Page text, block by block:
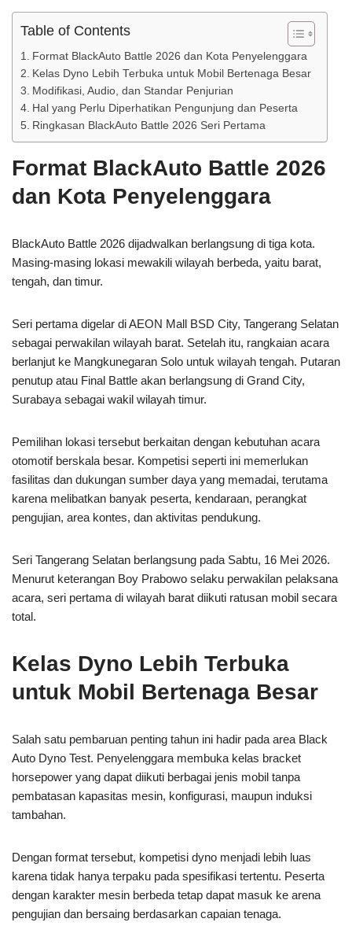
Table of Contents
Format BlackAuto Battle 2026 dan Kota Penyelenggara
Kelas Dyno Lebih Terbuka untuk Mobil Bertenaga Besar
Modifikasi, Audio, dan Standar Penjurian
Hal yang Perlu Diperhatikan Pengunjung dan Peserta
Ringkasan BlackAuto Battle 2026 Seri Pertama
Format BlackAuto Battle 2026
dan Kota Penyelenggara
BlackAuto Battle 2026 dijadwalkan berlangsung di tiga kota.
Masing-masing lokasi mewakili wilayah berbeda, yaitu barat,
tengah, dan timur.
Seri pertama digelar di AEON Mall BSD City, Tangerang Selatan
sebagai perwakilan wilayah barat. Setelah itu, rangkaian acara
berlanjut ke Mangkunegaran Solo untuk wilayah tengah. Putaran
penutup atau Final Battle akan berlangsung di Grand City,
Surabaya sebagai wakil wilayah timur.
Pemilihan lokasi tersebut berkaitan dengan kebutuhan acara
otomotif berskala besar. Kompetisi seperti ini memerlukan
fasilitas dan dukungan sumber daya yang memadai, terutama
karena melibatkan banyak peserta, kendaraan, perangkat
pengujian, area kontes, dan aktivitas pendukung.
Seri Tangerang Selatan berlangsung pada Sabtu, 16 Mei 2026.
Menurut keterangan Boy Prabowo selaku perwakilan pelaksana
acara, seri pertama di wilayah barat diikuti ratusan mobil secara
total.
Kelas Dyno Lebih Terbuka
untuk Mobil Bertenaga Besar
Salah satu pembaruan penting tahun ini hadir pada area Black
Auto Dyno Test. Penyelenggara membuka kelas bracket
horsepower yang dapat diikuti berbagai jenis mobil tanpa
pembatasan kapasitas mesin, konfigurasi, maupun induksi
tambahan.
Dengan format tersebut, kompetisi dyno menjadi lebih luas
karena tidak hanya terpaku pada spesifikasi tertentu. Peserta
dengan karakter mesin berbeda tetap dapat masuk ke arena
pengujian dan bersaing berdasarkan capaian tenaga.